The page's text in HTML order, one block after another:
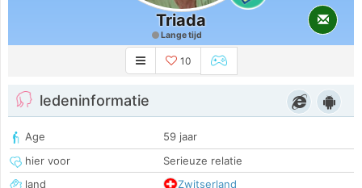
Triada
Lange tijd
10
ledeninformatie
Age
59 jaar
hier voor
Serieuze relatie
land
Zwitserland